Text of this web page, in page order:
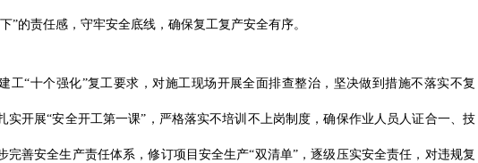
”的责任感，守牢安全底线，确保复工复产安全有序。
工“十个强化”复工要求，对施工现场开展全面排查整治，坚决做到措施不落实不复
实开展“安全开工第一课”，严格落实不培训不上岗制度，确保作业人员人证合一、技
完善安全生产责任体系，修订项目安全生产“双清单”，逐级压实安全责任，对违规复